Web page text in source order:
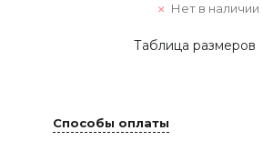
Нет в наличии
Таблица размеров
Способы оплаты